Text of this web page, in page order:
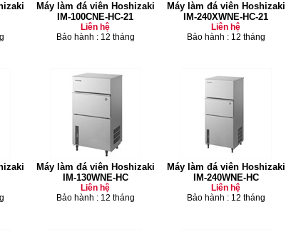
Máy làm đá viên Hoshizaki
IM-100CNE-HC-21
Liên hệ
Bảo hành : 12 tháng
Máy làm đá viên Hoshizaki
IM-240XWNE-HC-21
Liên hệ
Bảo hành : 12 tháng
Máy làm đá viên Hoshizaki
IM-130WNE-HC
Liên hệ
Bảo hành : 12 tháng
Máy làm đá viên Hoshizaki
IM-240WNE-HC
Liên hệ
Bảo hành : 12 tháng